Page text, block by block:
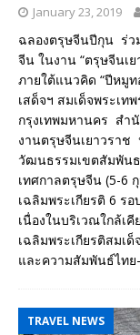
January 23, 2019
ฉลองตรุษจีนปีกุน ร่ว
จีน ในงาน “ตรุษจีนเ
ภายใต้แนวคิด “ปีหมู
เสด็จฯ สมเด็จพระเ
กรุงเทพมหานคร สำ
งานตรุษจีนเยาวรา
วัฒนธรรมเขตสัมพันธ
เทศกาลตรุษจีน (5-6
เฉลิมพระเกียรติ 6 ร
เนื่องในบริเวณใกล้เ
เฉลิมพระเกียรติสมเ
และความสัมพันธ์ไทย
TRAVEL NEWS